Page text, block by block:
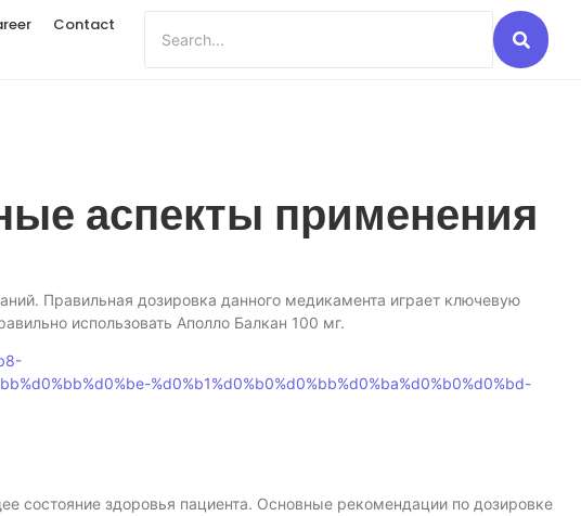
Contact
аспекты применения
Правильная дозировка данного медикамента играет ключевую
использовать Аполло Балкан 100 мг.
%d0%b1%d0%b0%d0%bb%d0%ba%d0%b0%d0%bd-
состояние здоровья пациента. Основные рекомендации по дозировке